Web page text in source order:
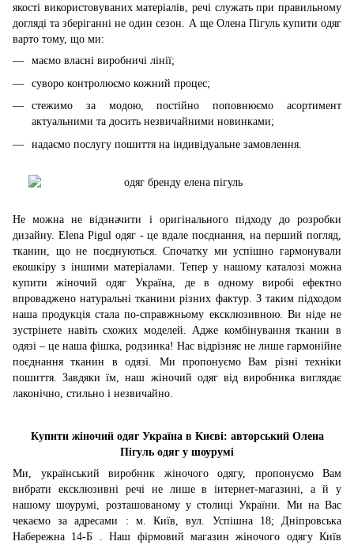
якості використовуваних матеріалів, речі служать при правильному
догляді та зберіганні не один сезон. А ще Олена Пігуль купити одяг
варто тому, що ми:
маємо власні виробничі лінії;
суворо контролюємо кожний процес;
стежимо за модою, постійно поповнюємо асортимент
актуальними та досить незвичайними новинками;
надаємо послугу пошиття на індивідуальне замовлення.
Не можна не відзначити і оригінального підходу до розробки
дизайну. Elena Pigul одяг - це вдале поєднання, на перший погляд,
тканин, що не поєднуються. Спочатку ми успішно гармонували
екошкіру з іншими матеріалами. Тепер у нашому каталозі можна
купити жіночий одяг Україна, де в одному виробі ефектно
впроваджено натуральні тканини різних фактур. З таким підходом
наша продукція стала по-справжньому ексклюзивною. Ви ніде не
зустрінете навіть схожих моделей. Адже комбінування тканин в
одязі – це наша фішка, родзинка! Нас відрізняє не лише гармонійне
поєднання тканин в одязі. Ми пропонуємо Вам різні техніки
пошиття. Завдяки їм, наш жіночий одяг від виробника виглядає
лаконічно, стильно і незвичайно.
Купити жіночий одяг Україна в Києві: авторський Олена
Пігуль одяг у шоурумі
Ми, український виробник жіночого одягу, пропонуємо Вам
вибрати ексклюзивні речі не лише в інтернет-магазині, а й у
нашому шоурумі, розташованому у столиці України. Ми на Вас
чекаємо за адресами : м. Київ, вул. Успішна 18; Дніпровська
Набережна 14-Б . Наш фірмовий магазин жіночого одягу Київ